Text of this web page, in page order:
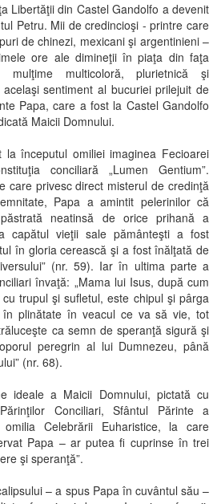
Libertăţii din Castel Gandolfo a devenit
Petru. Mii de credincioşi - printre care
de chinezi, mexicani şi argentinieni –
ore ale dimineţii în piaţa din faţa
mulţime multicoloră, plurietnică şi
sentiment al bucuriei prilejuit de
Papa, care a fost la Castel Gandolfo
Maicii Domnului.
începutul omiliei imaginea Fecioarei
conciliară „Lumen Gentium”.
care privesc direct misterul de credinţă
Papa a amintit pelerinilor că
păstrată neatinsă de orice prihană a
capătul vieţii sale pământeşti a fost
în gloria cerească şi a fost înălţată de
(nr. 59). Iar în ultima parte a
învaţă: „Mama lui Isus, după cum
trupul şi sufletul, este chipul şi pârga
în plinătate în veacul ce va să vie, tot
ca semn de speranţă sigură şi
peregrin al lui Dumnezeu, până
(nr. 68).
ideale a Maicii Domnului, pictată cu
Conciliari, Sfântul Părinte a
omilia Celebrării Euharistice, la care
Papa – ar putea fi cuprinse în trei
şi speranţă”.
– a spus Papa în cuvântul său –